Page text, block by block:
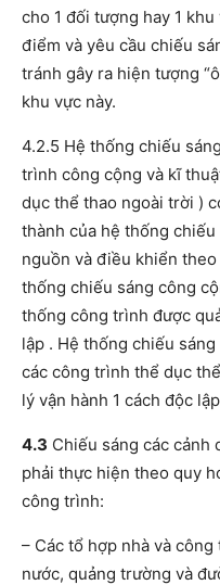
cho 1 đối tượng hay 1
điểm và yêu cầu chiếu
tránh gây ra hiện tượng
khu vực này.
4.2.5 Hệ thống chiếu
trình công cộng và kĩ
dục thể thao ngoài trời )
thành của hệ thống
nguồn và điều khiển
thống chiếu sáng công
thống công trình được
lập . Hệ thống chiếu
các công trình thể dục
lý vận hành 1 cách độc
4.3 Chiếu sáng các cảnh
phải thực hiện theo quy
công trình:
– Các tổ hợp nhà và
nước, quảng trường và